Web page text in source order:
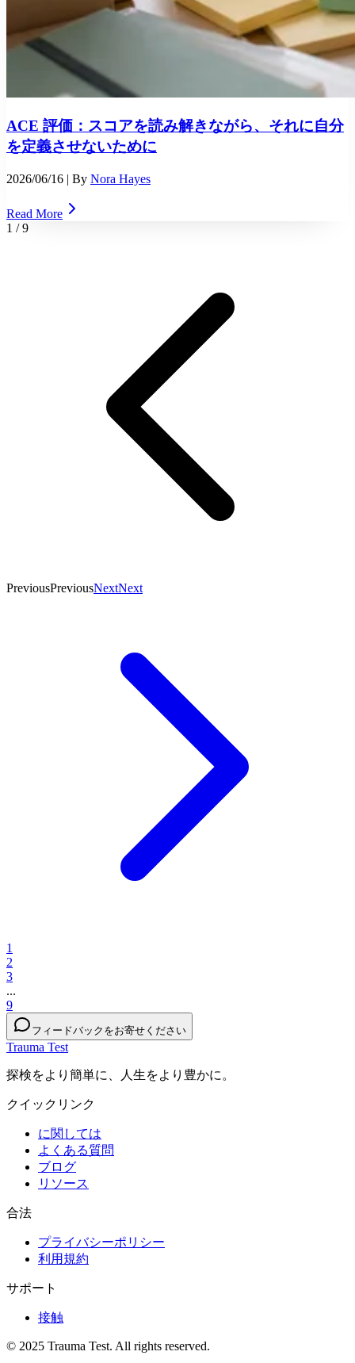
ACE 評価：スコアを読み解きながら、それに自分
を定義させないために
2026/06/16 | By Nora Hayes
Read More
1 /9
PreviousPreviousNextNext
1
2
3
...
9
フィードバックをお寄せください
Trauma Test
探検をより簡単に、人生をより豊かに。
クイックリンク
に関しては
よくある質問
ブログ
リソース
合法
プライバシーポリシー
利用規約
サポート
接触
© 2025 Trauma Test. All rights reserved.